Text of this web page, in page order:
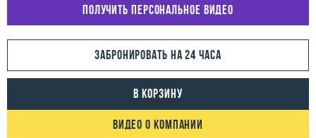
Получить персональное видео
Забронировать на 24 часа
В корзину
Видео о компании